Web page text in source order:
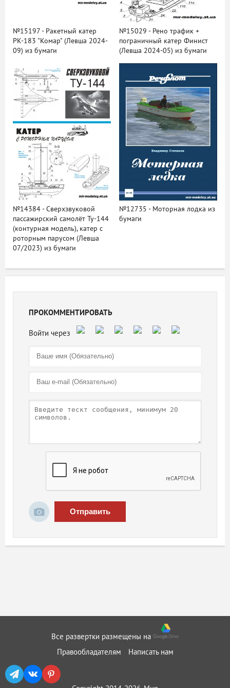
№15197 - Ракетный катер
РК-183 "Комар" (Левша 2024-
09) из бумаги
№15029 - Рено трафик +
пограничный катер Финист
(Левша 2024-05) из бумаги
№14384 - Сверхзвуковой
пассажирский самолёт Ту-144
(контурная модель), катер с
роторным парусом (Левша
07/2023) из бумаги
№12735 - Моторная лодка из
бумаги
ПРОКОММЕНТИРОВАТЬ
Отправить
Все развертки размещены на
Правообладателям
Написать нам